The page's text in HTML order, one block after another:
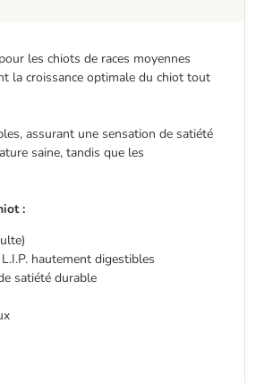
les chiots de races moyennes
la croissance optimale du chiot tout
assurant une sensation de satiété
saine, tandis que les
:
hautement digestibles
satiété durable